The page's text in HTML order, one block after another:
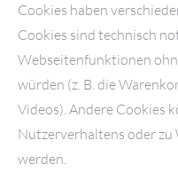
Cookies haben
Cookies sind technisch
Webseitenfunktionen
würden (z. B. die
Videos). Andere Cookies
Nutzerverhaltens oder
werden.